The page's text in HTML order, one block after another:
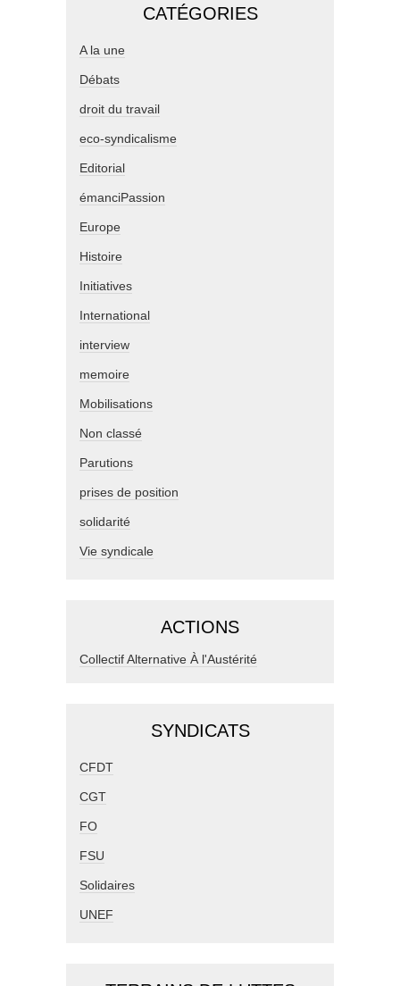
CATÉGORIES
A la une
Débats
droit du travail
eco-syndicalisme
Editorial
émanciPassion
Europe
Histoire
Initiatives
International
interview
memoire
Mobilisations
Non classé
Parutions
prises de position
solidarité
Vie syndicale
ACTIONS
Collectif Alternative À l'Austérité
SYNDICATS
CFDT
CGT
FO
FSU
Solidaires
UNEF